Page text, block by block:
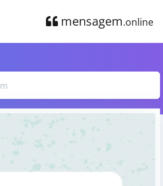
mensagem.online